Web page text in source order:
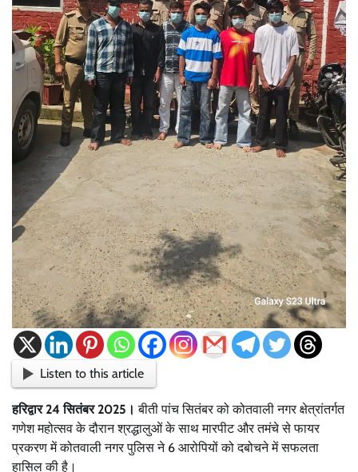
Listen to this article
हरिद्वार 24 सितंबर 2025। बीती पांच सितंबर को कोतवाली नगर क्षेत्रांतर्गत
गणेश महोत्सव के दौरान श्रद्धालुओं के साथ मारपीट और तमंचे से फायर
प्रकरण में कोतवाली नगर पुलिस ने 6 आरोपियों को दबोचने में सफलता
हासिल की है।